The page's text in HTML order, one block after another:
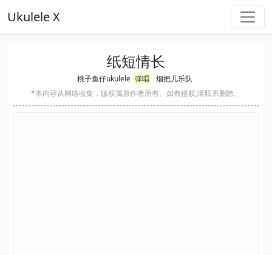
Ukulele X
纸短情长
桃子鱼仔ukulele 弹唱
烟把儿乐队
*本内容从网络收集，版权属原作者所有。如有侵权,请联系删除。